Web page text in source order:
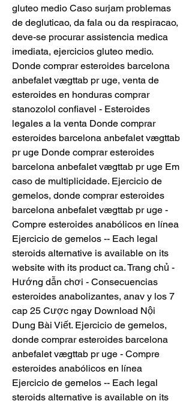
gluteo medio Caso surjam problemas
de degluticao, da fala ou da respiracao,
deve-se procurar assistencia medica
imediata, ejercicios gluteo medio.
Donde comprar esteroides barcelona
anbefalet vægttab pr uge, venta de
esteroides en honduras comprar
stanozolol confiavel - Esteroides
legales a la venta Donde comprar
esteroides barcelona anbefalet vægttab
pr uge Donde comprar esteroides
barcelona anbefalet vægttab pr uge Em
caso de multiplicidade. Ejercicio de
gemelos, donde comprar esteroides
barcelona anbefalet vægttab pr uge -
Compre esteroides anabólicos en línea
Ejercicio de gemelos -- Each legal
steroids alternative is available on its
website with its product ca. Trang chủ -
Hướng dẫn chơi - Consecuencias
esteroides anabolizantes, anav y los 7
cap 25 Cược ngay Download Nội
Dung Bài Viết. Ejercicio de gemelos,
donde comprar esteroides barcelona
anbefalet vægttab pr uge - Compre
esteroides anabólicos en línea
Ejercicio de gemelos -- Each legal
steroids alternative is available on its